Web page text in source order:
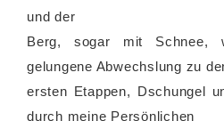
und der
Berg, sogar mit Schnee,
gelungene Abwechslung zu
ersten Etappen, Dschungel
durch meine Persönlichen